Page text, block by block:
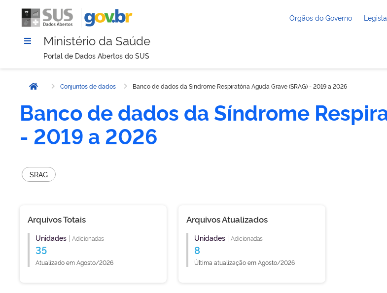
Órgãos do Governo
Ministério da Saúde
Portal de Dados Abertos do SUS
Página inicialConjuntos de dados Banco de dados da Síndrome Respiratória Aguda Grave (SRAG) - 2019 a 2026
Banco de dados da Síndrome
- 2019 a 2026
SRAG
Arquivos Totais
Unidades | Adicionadas
35
Atualizado em Agosto/2026
Arquivos Atualizados
Unidades | Adicionadas
8
Última atualização em Agosto/2026